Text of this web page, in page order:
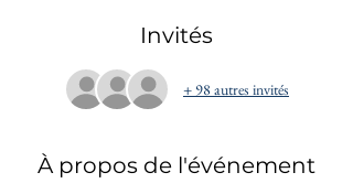
Invités
+ 98 autres invités
À propos de l'événement